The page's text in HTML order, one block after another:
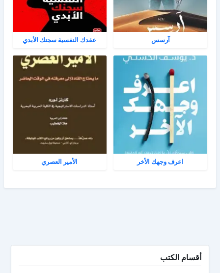
آرسس عقدك النفسية سجنك الأبدي
اعرف وجهك الأخر الأمير العصري
أقسام الكتب